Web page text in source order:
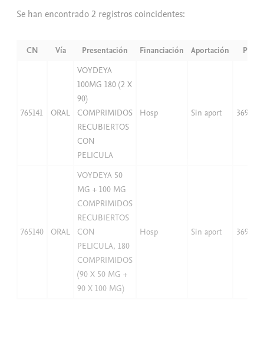
Se han encontrado 2 registros coincidentes:
CN Vía Presentación Financiación Aportación PVP
765141 ORAL
VOYDEYA
100MG 180 (2 X
90)
COMPRIMIDOS
RECUBIERTOS
CON
PELICULA
Hosp Sin aport 3698,15
765140 ORAL
VOYDEYA 50
MG + 100 MG
COMPRIMIDOS
RECUBIERTOS
CON
PELICULA, 180
COMPRIMIDOS
(90 X 50 MG +
90 X 100 MG)
Hosp Sin aport 3698,15